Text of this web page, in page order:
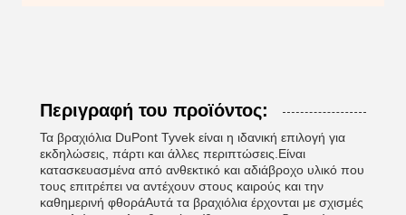
Περιγραφή του προϊόντος:
Τα βραχιόλια DuPont Tyvek είναι η ιδανική επιλογή για
εκδηλώσεις, πάρτι και άλλες περιπτώσεις.Είναι
κατασκευασμένα από ανθεκτικό και αδιάβροχο υλικό που
τους επιτρέπει να αντέχουν στους καιρούς και την
καθημερινή φθοράΑυτά τα βραχιόλια έρχονται με σχισμές